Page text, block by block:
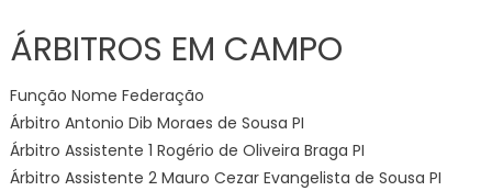
ÁRBITROS EM CAMPO
Função Nome Federação
Árbitro Antonio Dib Moraes de Sousa PI
Árbitro Assistente 1 Rogério de Oliveira Braga PI
Árbitro Assistente 2 Mauro Cezar Evangelista de Sousa PI